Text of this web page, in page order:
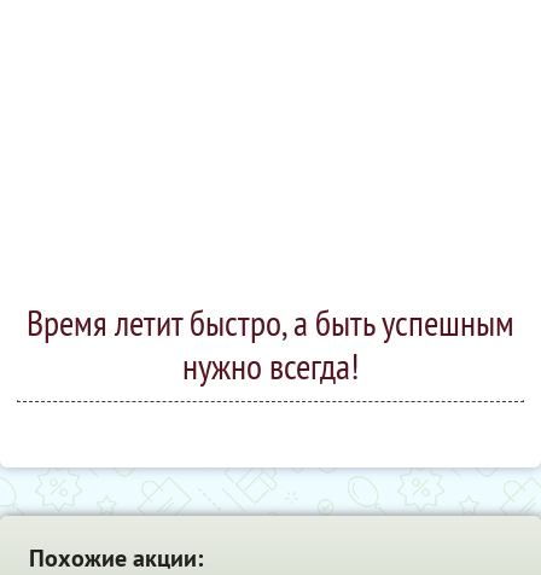
Время летит быстро, а быть успешным
нужно всегда!
Похожие акции: